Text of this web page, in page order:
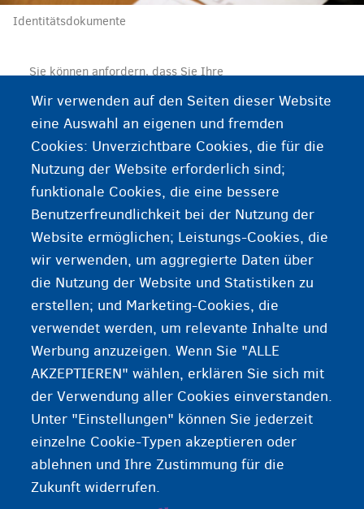
Identitätsdokumente
Sie können anfordern, dass Sie Ihre
Identitätsdokumente zurück erhalten. Digitale und
gefälschte Dokumente werden nicht zurückgegeben.
Wählen Sie Ihre Situation:
Sie sind anerkannter Flüchtling/haben subsidiären
Schutz erhalten
Sie möchten in Ihre Herkunftsland zurückkehren
Sie benötigen aus einem anderen Grund Ihre
Identitätsdokumente zurück
Wir verwenden auf den Seiten dieser Website
eine Auswahl an eigenen und fremden
Cookies: Unverzichtbare Cookies, die für die
Nutzung der Website erforderlich sind;
funktionale Cookies, die eine bessere
Benutzerfreundlichkeit bei der Nutzung der
Website ermöglichen; Leistungs-Cookies, die
wir verwenden, um aggregierte Daten über
die Nutzung der Website und Statistiken zu
erstellen; und Marketing-Cookies, die
verwendet werden, um relevante Inhalte und
Werbung anzuzeigen. Wenn Sie "ALLE
AKZEPTIEREN" wählen, erklären Sie sich mit
der Verwendung aller Cookies einverstanden.
Unter "Einstellungen" können Sie jederzeit
einzelne Cookie-Typen akzeptieren oder
ablehnen und Ihre Zustimmung für die
Zukunft widerrufen.